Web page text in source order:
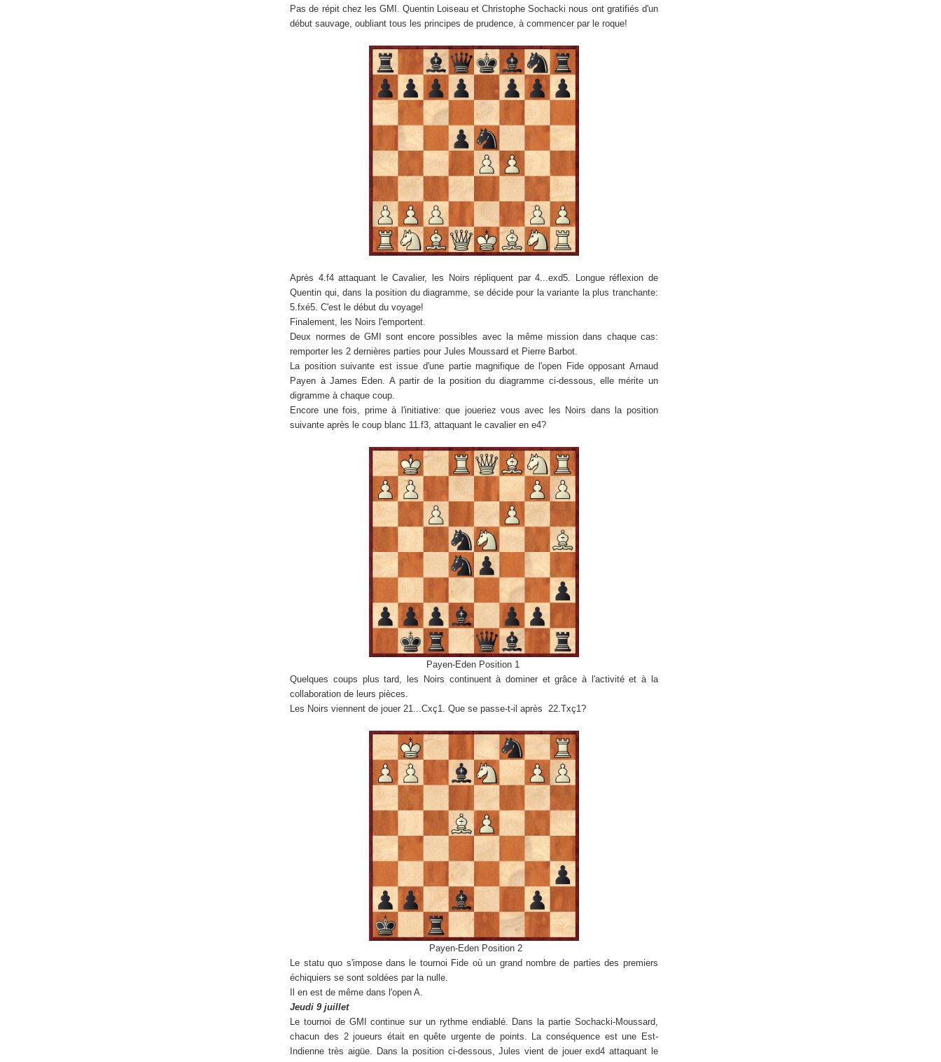
Pas de répit chez les GMI. Quentin Loiseau et Christophe Sochacki nous ont gratifiés d'un
début sauvage, oubliant tous les principes de prudence, à commencer par le roque!
Après 4.f4 attaquant le Cavalier, les Noirs répliquent par 4...exd5. Longue réflexion de
Quentin qui, dans la position du diagramme, se décide pour la variante la plus tranchante:
5.fxé5. C'est le début du voyage!
Finalement, les Noirs l'emportent.
Deux normes de GMI sont encore possibles avec la même mission dans chaque cas:
remporter les 2 dernières parties pour Jules Moussard et Pierre Barbot.
La position suivante est issue d'une partie magnifique de l'open Fide opposant Arnaud
Payen à James Eden. A partir de la position du diagramme ci-dessous, elle mérite un
digramme à chaque coup.
Encore une fois, prime à l'initiative: que joueriez vous avec les Noirs dans la position
suivante après le coup blanc 11.f3, attaquant le cavalier en e4?
Payen-Eden Position 1
Quelques coups plus tard, les Noirs continuent à dominer et grâce à l'activité et à la
collaboration de leurs pièces.
Les Noirs viennent de jouer 21...Cxç1. Que se passe-t-il après 22.Txç1?
Payen-Eden Position 2
Le statu quo s'impose dans le tournoi Fide où un grand nombre de parties des premiers
échiquiers se sont soldées par la nulle.
Il en est de même dans l'open A.
Jeudi 9 juillet
Le tournoi de GMI continue sur un rythme endiablé. Dans la partie Sochacki-Moussard,
chacun des 2 joueurs était en quête urgente de points. La conséquence est une Est-
Indienne très aigüe. Dans la position ci-dessous, Jules vient de jouer exd4 attaquant le